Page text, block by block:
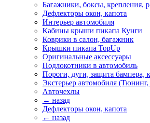
Багажники, боксы, крепления,
Дефлекторы окон, капота
Интерьер автомобиля
Кабины крыши пикапа Кунги
Коврики в салон, багажник
Крышки пикапа TopUp
Оригинальные аксессуары
Подлокотники в автомобиль
Пороги, дуги, защита бампера,
Экстерьер автомобиля (Тюнинг,
Авточехлы
← назад
Дефлекторы окон, капота
← назад